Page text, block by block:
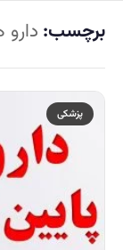
برچسب:
پزشکی